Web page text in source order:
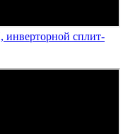
сплит-